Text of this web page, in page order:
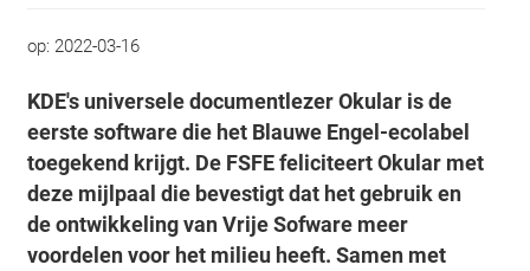
op: 2022-03-16
KDE's universele documentlezer Okular is de
eerste software die het Blauwe Engel-ecolabel
toegekend krijgt. De FSFE feliciteert Okular met
deze mijlpaal die bevestigt dat het gebruik en
de ontwikkeling van Vrije Sofware meer
voordelen voor het milieu heeft. Samen met